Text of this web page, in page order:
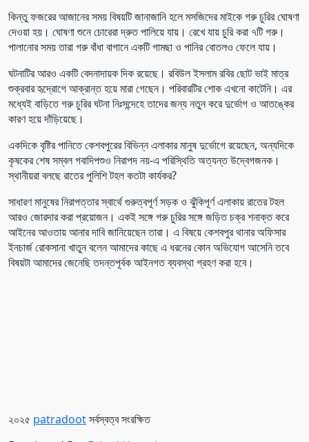
কিন্তু ফজরের আজানের সময় বিষয়টি জানাজানি হলে মসজিদের মাইকে গরু চুরির ঘোষণা
দেওয়া হয়। ঘোষণা শুনে চোরেরা দ্রুত পালিয়ে যায়। রেখে যায় চুরি করা ৭টি গরু।
পালানোর সময় তারা গরু বাঁধা বাগানে একটি গামছা ও পানির বোতলও ফেলে যায়।
ঘটনাটির আরও একটি বেদনাদায়ক দিক রয়েছে। রবিউল ইসলাম রবির ছোট ভাই মাত্র
শুক্রবার হৃদ্রোগে আক্রান্ত হয়ে মারা গেছেন। পরিবারটির শোক এখনো কাটেনি। এর
মধ্যেই বাড়িতে গরু চুরির ঘটনা নিঃসন্দেহে তাদের জন্য নতুন করে দুর্ভোগ ও আতঙ্কের
কারণ হয়ে দাঁড়িয়েছে।
একদিকে বৃষ্টির পানিতে কেশবপুরের বিভিন্ন এলাকার মানুষ দুর্ভোগে রয়েছেন, অন্যদিকে
কৃষকের শেষ সম্বল গবাদিপশুও নিরাপদ নয়-এ পরিস্থিতি অত্যন্ত উদ্বেগজনক।
স্থানীয়রা বলছে রাতের পুলিশি টহল কতটা কার্যকর?
সাধারণ মানুষের নিরাপত্তার স্বার্থে গুরুত্বপূর্ণ সড়ক ও ঝুঁকিপূর্ণ এলাকায় রাতের টহল
আরও জোরদার করা প্রয়োজন। একই সঙ্গে গরু চুরির সঙ্গে জড়িত চক্র শনাক্ত করে
আইনের আওতায় আনার দাবি জানিয়েছেন তারা। এ বিষয়ে কেশবপুর থানার অফিসার
ইনচার্জ রোকসানা খাতুন বলেন আমাদের কাছে এ ধরনের কোন অভিযোগ আসেনি তবে
বিষয়টা আমাদের জেনেছি তদন্তপূর্বক আইনগত ব্যবস্থা গ্রহণ করা হবে।
২০২৫ patradootসর্বস্বত্ব সংরক্ষিত